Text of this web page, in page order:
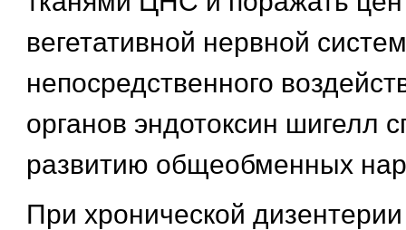
вегетативной нервной
непосредственного
органов эндотоксин шигелл
развитию общеобменных
При хронической